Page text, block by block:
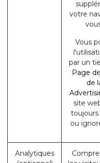
votre
Vous
par un
Page
de
site
toujours
ou
Analytiques